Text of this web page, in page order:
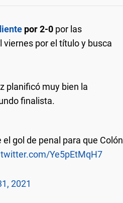
por 2-0 por las
viernes por el título y busca
planificó muy bien la
finalista.
gol de penal para que Colón
Ye5pEtMqH7
2021